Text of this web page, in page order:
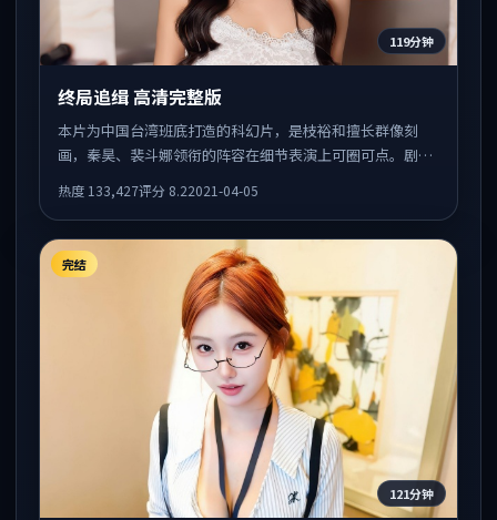
119分钟
终局追缉 高清完整版
本片为中国台湾班底打造的科幻片，是枝裕和擅长群像刻
画，秦昊、裴斗娜领衔的阵容在细节表演上可圈可点。剧情
热度 133,427评分 8.22021-04-05
完结
121分钟